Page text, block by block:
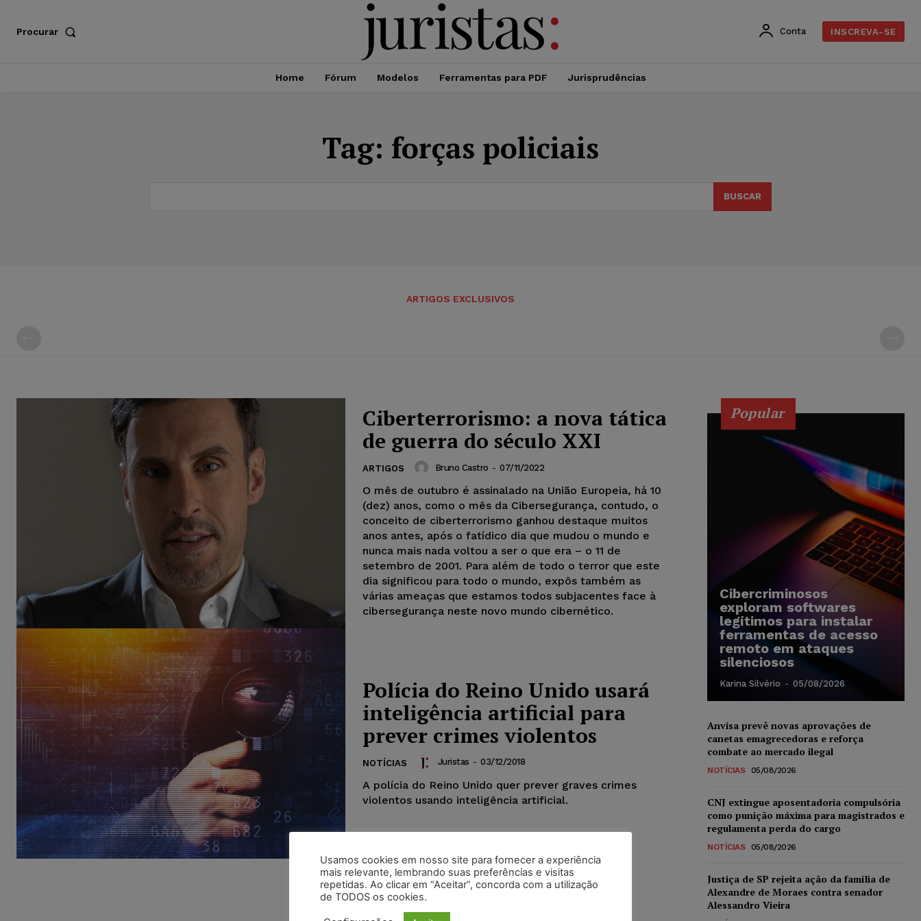
Procurar Conta INSCREVA-SE
Home Fórum Modelos Ferramentas para PDF Jurisprudências
Tag: forças policiais
BUSCAR
ARTIGOS EXCLUSIVOS
Ciberterrorismo: a nova tática
de guerra do século XXI
ARTIGOS Bruno Castro - 07/11/2022
O mês de outubro é assinalado na União Europeia, há 10
(dez) anos, como o mês da Cibersegurança, contudo, o
conceito de ciberterrorismo ganhou destaque muitos
anos antes, após o fatídico dia que mudou o mundo e
nunca mais nada voltou a ser o que era – o 11 de
setembro de 2001. Para além de todo o terror que este
dia significou para todo o mundo, expôs também as
várias ameaças que estamos todos subjacentes face à
cibersegurança neste novo mundo cibernético.
Polícia do Reino Unido usará
inteligência artificial para
prever crimes violentos
NOTÍCIAS Juristas - 03/12/2018
A polícia do Reino Unido quer prever graves crimes
violentos usando inteligência artificial.
Popular
Cibercriminosos
exploram softwares
legítimos para instalar
ferramentas de acesso
remoto em ataques
silenciosos
Karina Silvério - 05/08/2026
Anvisa prevê novas aprovações de
canetas emagrecedoras e reforça
combate ao mercado ilegal
NOTÍCIAS 05/08/2026
CNJ extingue aposentadoria compulsória
como punição máxima para magistrados e
regulamenta perda do cargo
NOTÍCIAS 05/08/2026
Justiça de SP rejeita ação da família de
Alexandre de Moraes contra senador
Alessandro Vieira
Usamos cookies em nosso site para fornecer a experiência
mais relevante, lembrando suas preferências e visitas
repetidas. Ao clicar em “Aceitar”, concorda com a utilização
de TODOS os cookies.